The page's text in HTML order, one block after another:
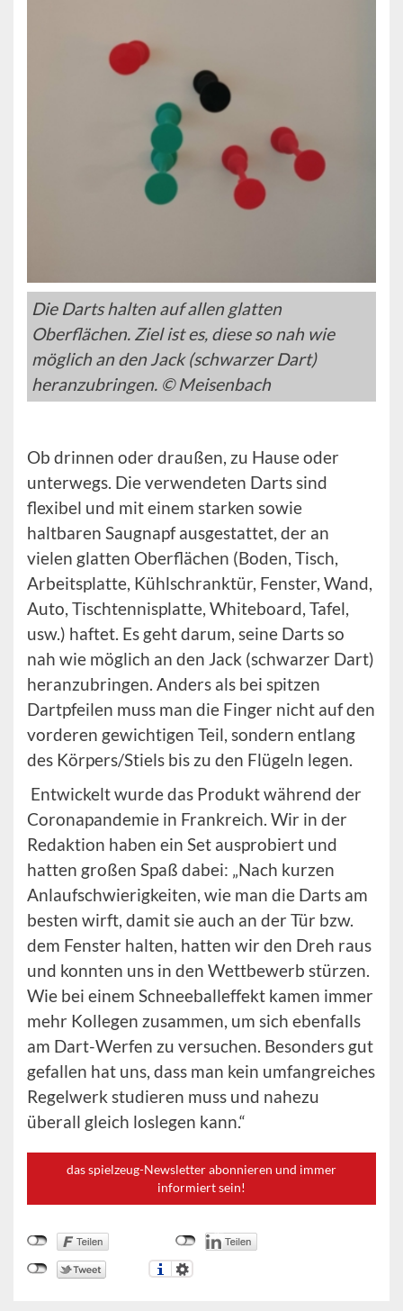
Die Darts halten auf allen glatten
Oberflächen. Ziel ist es, diese so nah wie
möglich an den Jack (schwarzer Dart)
heranzubringen. © Meisenbach
Ob drinnen oder draußen, zu Hause oder
unterwegs. Die verwendeten Darts sind
flexibel und mit einem starken sowie
haltbaren Saugnapf ausgestattet, der an
vielen glatten Oberflächen (Boden, Tisch,
Arbeitsplatte, Kühlschranktür, Fenster, Wand,
Auto, Tischtennisplatte, Whiteboard, Tafel,
usw.) haftet. Es geht darum, seine Darts so
nah wie möglich an den Jack (schwarzer Dart)
heranzubringen. Anders als bei spitzen
Dartpfeilen muss man die Finger nicht auf den
vorderen gewichtigen Teil, sondern entlang
des Körpers/Stiels bis zu den Flügeln legen.
Entwickelt wurde das Produkt während der
Coronapandemie in Frankreich. Wir in der
Redaktion haben ein Set ausprobiert und
hatten großen Spaß dabei: „Nach kurzen
Anlaufschwierigkeiten, wie man die Darts am
besten wirft, damit sie auch an der Tür bzw.
dem Fenster halten, hatten wir den Dreh raus
und konnten uns in den Wettbewerb stürzen.
Wie bei einem Schneeballeffekt kamen immer
mehr Kollegen zusammen, um sich ebenfalls
am Dart-Werfen zu versuchen. Besonders gut
gefallen hat uns, dass man kein umfangreiches
Regelwerk studieren muss und nahezu
überall gleich loslegen kann.“
das spielzeug-Newsletter abonnieren und immer
informiert sein!